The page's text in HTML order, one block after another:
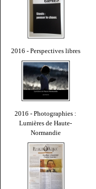
2016 - Perspectives libres
2016 - Photographies :
Lumières de Haute-
Normandie